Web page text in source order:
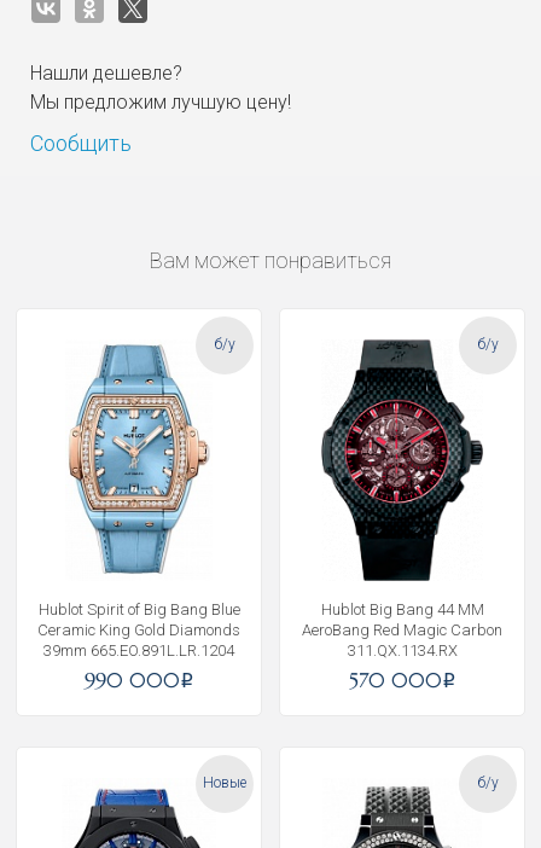
Нашли дешевле?
Мы предложим лучшую цену!
Сообщить
Вам может понравиться
б/у
Hublot Spirit of Big Bang Blue
Ceramic King Gold Diamonds
39mm 665.EO.891L.LR.1204
990 000i
б/у
Hublot Big Bang 44 MM
AeroBang Red Magic Carbon
311.QX.1134.RX
570 000i
Новые б/у